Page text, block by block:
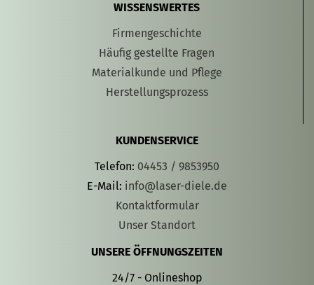
WISSENSWERTES
Firmengeschichte
Häufig gestellte Fragen
Materialkunde und Pflege
Herstellungsprozess
KUNDENSERVICE
Telefon: 04453 / 9853950
E-Mail: info@laser-diele.de
Kontaktformular
Unser Standort
UNSERE ÖFFNUNGSZEITEN
24/7 - Onlineshop